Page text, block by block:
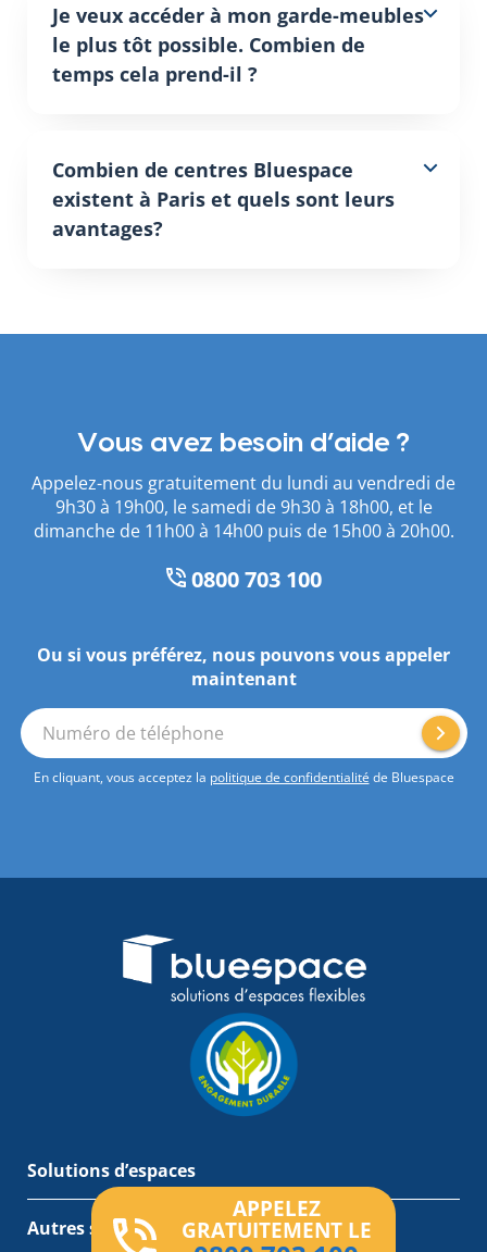
APPELEZ
GRATUITEMENT LE
Je veux accéder à mon garde-meubles
le plus tôt possible. Combien de
temps cela prend-il ?
Combien de centres Bluespace
existent à Paris et quels sont leurs
avantages?
Vous avez besoin d’aide ?
Appelez-nous gratuitement du lundi au vendredi de
9h30 à 19h00, le samedi de 9h30 à 18h00, et le
dimanche de 11h00 à 14h00 puis de 15h00 à 20h00.
0800 703 100
Ou si vous préférez, nous pouvons vous appeler
maintenant
Numéro de téléphone
En cliquant, vous acceptez la politique de confidentialité de Bluespace
Solutions d’espaces
Autres services